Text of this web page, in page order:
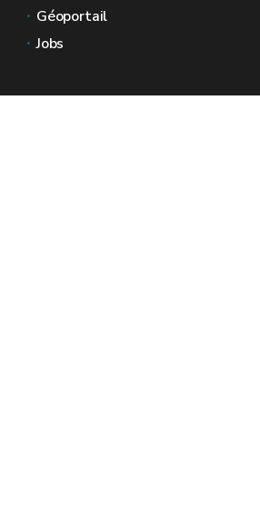
Géoportail
Jobs